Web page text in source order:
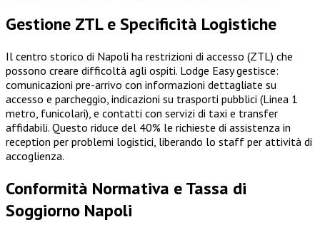
Gestione ZTL e Specificità Logistiche
Il centro storico di Napoli ha restrizioni di accesso (ZTL) che
possono creare difficoltà agli ospiti. Lodge Easy gestisce:
comunicazioni pre-arrivo con informazioni dettagliate su
accesso e parcheggio, indicazioni su trasporti pubblici (Linea 1
metro, funicolari), e contatti con servizi di taxi e transfer
affidabili. Questo riduce del 40% le richieste di assistenza in
reception per problemi logistici, liberando lo staff per attività di
accoglienza.
Conformità Normativa e Tassa di
Soggiorno Napoli